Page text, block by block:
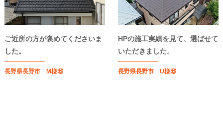
ご近所の方が褒めてくださいま
した。
長野県長野市 M様邸
HPの施工実績を見て、選ばせて
いただきました。
長野県長野市 U様邸